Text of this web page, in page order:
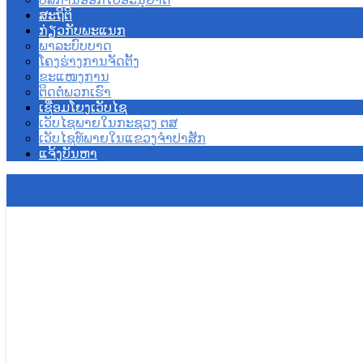
ສະຖິຕິ
ກ່ຽວກັບພະແນກ
ພາລະບົບບາດ
ໂຄງຮ່າງການຈັດຕັ້ງ
ຂະແໜງການ
ຕິດຕໍ່ພວກເຮົາ
ເຊື່ອມໂຍງເວັບໄຊ
ເວັບໄຊພາຍໃນກະຊວງ ຕສ
ເວັບໄຊທ໌ພາຍໃນແຂວງຈຳປາສັກ
ແຈ້ງບັນຫາ